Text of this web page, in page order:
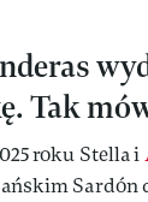
Tak
roku Stella i
Sardón